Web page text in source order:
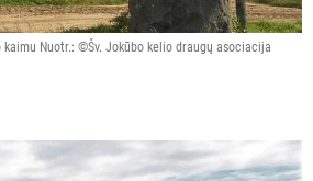
kaimu Nuotr.: ©Šv. Jokūbo kelio draugų asociacija